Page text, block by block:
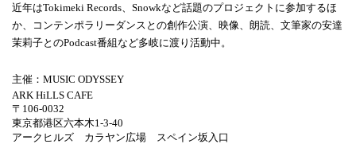
近年はTokimeki Records、Snowkなど話題のプロジェクトに参加するほ
か、コンテンポラリーダンスとの創作公演、映像、朗読、文筆家の安達
茉莉子とのPodcast番組など多岐に渡り活動中。
主催： MUSIC ODYSSEY
ARK HiLLS CAFE
〒106-0032
東京都港区六本木1-3-40
アークヒルズ カラヤン広場 スペイン坂入口